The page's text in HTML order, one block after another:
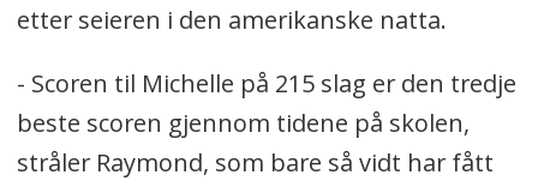
etter seieren i den amerikanske natta.
- Scoren til Michelle på 215 slag er den tredje
beste scoren gjennom tidene på skolen,
stråler Raymond, som bare så vidt har fått